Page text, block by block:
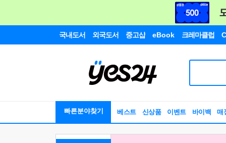
국내도서 외국도서 중고샵 eBook 크레마클럽
빠른분야찾기 베스트 신상품 이벤트 바이백 매